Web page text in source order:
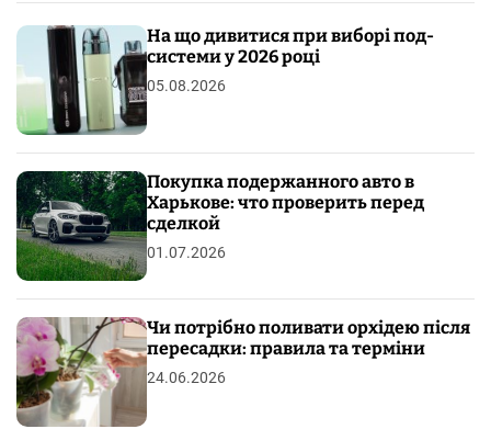
На що дивитися при виборі под-
системи у 2026 році
05.08.2026
Покупка подержанного авто в
Харькове: что проверить перед
сделкой
01.07.2026
Чи потрібно поливати орхідею після
пересадки: правила та терміни
24.06.2026